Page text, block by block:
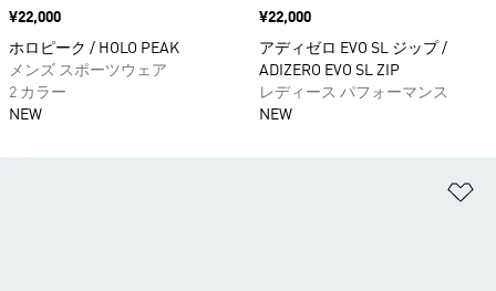
価格
¥22,000
ホロピーク / HOLO PEAK
メンズ スポーツウェア
2 カラー
NEW
価格
¥22,000
アディゼロ EVO SL ジップ /
ADIZERO EVO SL ZIP
レディース パフォーマンス
NEW